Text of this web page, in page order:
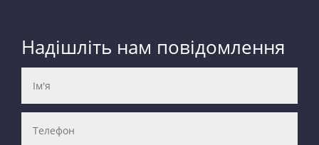
Надішліть нам повідомлення